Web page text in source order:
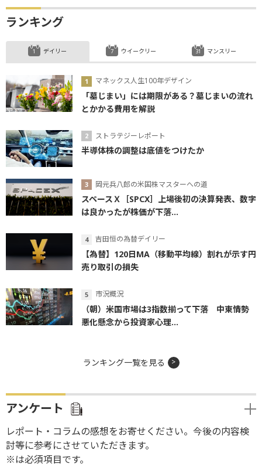
ランキング
デイリー
マネックス人生100年デザイン
「墓じまい」には期限がある？墓じまいの流れ
とかかる費用を解説
ストラテジーレポート
半導体株の調整は底値をつけたか
岡元兵八郎の米国株マスターへの道
スペースＸ［SPCX］上場後初の決算発表、数字
は良かったが株価が下落...
吉田恒の為替デイリー
【為替】120日MA（移動平均線）割れが示す円
売り取引の損失
市況概況
（朝）米国市場は3指数揃って下落 中東情勢
悪化懸念から投資家心理...
ウイークリー マンスリー
ランキング一覧を見る
アンケート
レポート・コラムの感想をお寄せください。今後の内容検
討等に参考にさせていただきます。
※は必須項目です。